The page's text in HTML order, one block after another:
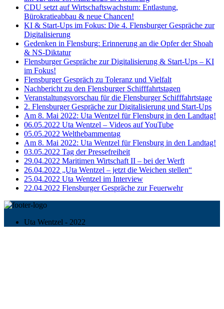
CDU setzt auf Wirtschaftswachstum: Entlastung,
Bürokratieabbau & neue Chancen!
KI & Start-Ups im Fokus: Die 4. Flensburger Gespräche zur
Digitalisierung
Gedenken in Flensburg: Erinnerung an die Opfer der Shoah
& NS-Diktatur
Flensburger Gespräche zur Digitalisierung & Start-Ups – KI
im Fokus!
Flensburger Gespräch zu Toleranz und Vielfalt
Nachbericht zu den Flensburger Schifffahrtstagen
Veranstaltungsvorschau für die Flensburger Schifffahrtstage
2. Flensburger Gespräche zur Digitalisierung und Start-Ups
Am 8. Mai 2022: Uta Wentzel für Flensburg in den Landtag!
06.05.2022 Uta Wentzel – Videos auf YouTube
05.05.2022 Welthebammentag
Am 8. Mai 2022: Uta Wentzel für Flensburg in den Landtag!
03.05.2022 Tag der Pressefreiheit
29.04.2022 Maritimen Wirtschaft II – bei der Werft
26.04.2022 „Uta Wentzel – jetzt die Weichen stellen“
25.04.2022 Uta Wentzel im Interview
22.04.2022 Flensburger Gespräche zur Feuerwehr
Uta Wentzel - 2022